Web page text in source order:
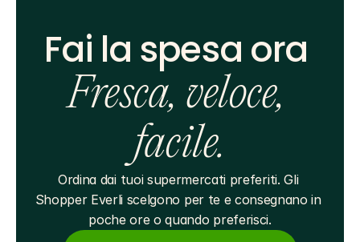
Fai la spesa ora
Fresca, veloce,
facile.
Ordina dai tuoi supermercati preferiti. Gli
Shopper Everli scelgono per te e consegnano in
poche ore o quando preferisci.